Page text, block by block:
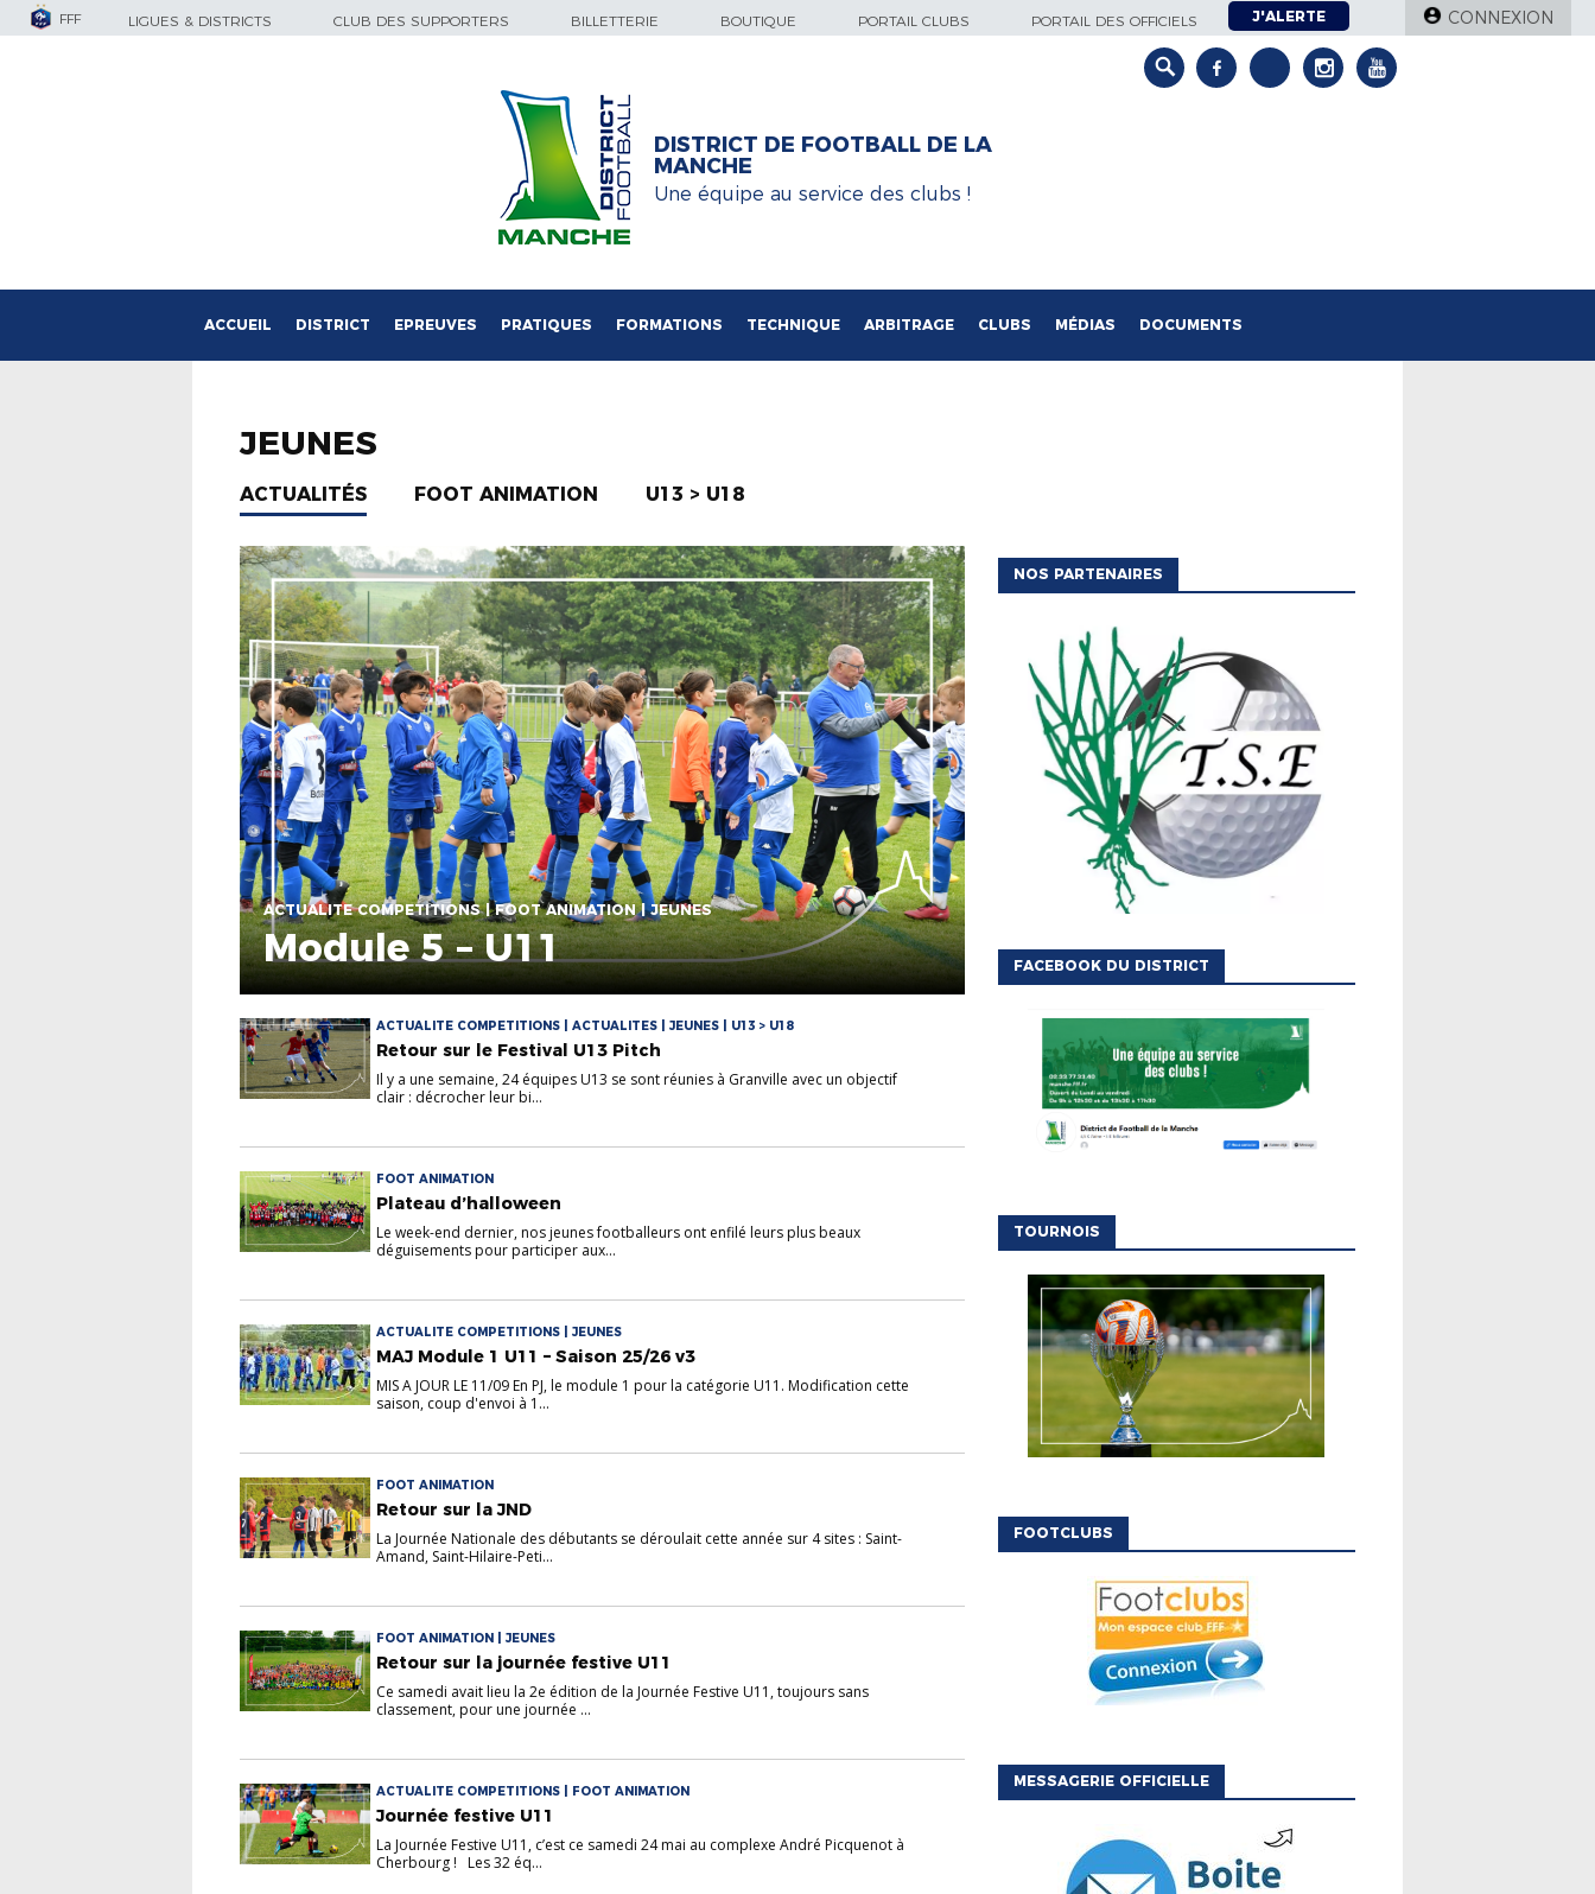
FFF LIGUES & DISTRICTS CLUB DES SUPPORTERS BILLETTERIE BOUTIQUE PORTAIL CLUBS PORTAIL DES OFFICIELS J'ALERTE CONNEXION
DISTRICT DE FOOTBALL DE LA
MANCHE
Une équipe au service des clubs !
ACCUEIL DISTRICT EPREUVES PRATIQUES FORMATIONS TECHNIQUE ARBITRAGE CLUBS MÉDIAS DOCUMENTS
JEUNES
ACTUALITÉS FOOT ANIMATION U13 > U18
ACTUALITE COMPETITIONS | FOOT ANIMATION | JEUNES
Module 5 – U11
ACTUALITE COMPETITIONS | ACTUALITES | JEUNES | U13 > U18
Retour sur le Festival U13 Pitch
Il y a une semaine, 24 équipes U13 se sont réunies à Granville avec un objectif
clair : décrocher leur bi...
FOOT ANIMATION
Plateau d’halloween
Le week-end dernier, nos jeunes footballeurs ont enfilé leurs plus beaux
déguisements pour participer aux...
ACTUALITE COMPETITIONS | JEUNES
MAJ Module 1 U11 – Saison 25/26 v3
MIS A JOUR LE 11/09 En PJ, le module 1 pour la catégorie U11. Modification cette
saison, coup d'envoi à 1...
FOOT ANIMATION
Retour sur la JND
La Journée Nationale des débutants se déroulait cette année sur 4 sites : Saint-
Amand, Saint-Hilaire-Peti...
FOOT ANIMATION | JEUNES
Retour sur la journée festive U11
Ce samedi avait lieu la 2e édition de la Journée Festive U11, toujours sans
classement, pour une journée ...
ACTUALITE COMPETITIONS | FOOT ANIMATION
Journée festive U11
La Journée Festive U11, c’est ce samedi 24 mai au complexe André Picquenot à
Cherbourg ! Les 32 éq...
NOS PARTENAIRES
FACEBOOK DU DISTRICT
TOURNOIS
FOOTCLUBS
MESSAGERIE OFFICIELLE